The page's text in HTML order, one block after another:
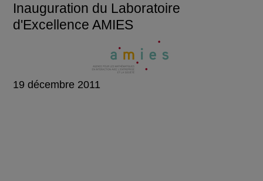
Inauguration du Laboratoire
d'Excellence AMIES
19 décembre 2011